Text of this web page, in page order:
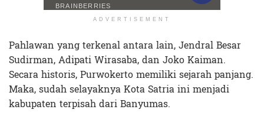
ADVERTISEMENT
Pahlawan yang terkenal antara lain, Jendral Besar
Sudirman, Adipati Wirasaba, dan Joko Kaiman.
Secara historis, Purwokerto memiliki sejarah panjang.
Maka, sudah selayaknya Kota Satria ini menjadi
kabupaten terpisah dari Banyumas.